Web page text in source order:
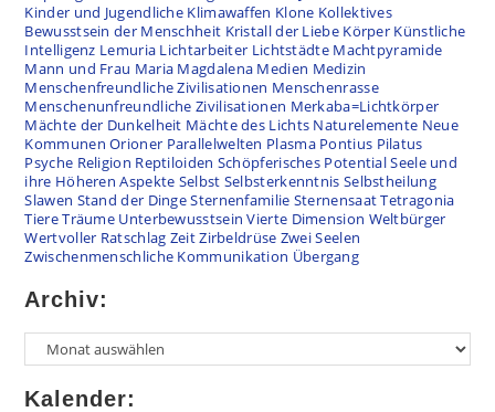
Kinder und Jugendliche Klimawaffen Klone Kollektives
Bewusstsein der Menschheit Kristall der Liebe Körper Künstliche
Intelligenz Lemuria Lichtarbeiter Lichtstädte Machtpyramide
Mann und Frau Maria Magdalena Medien Medizin
Menschenfreundliche Zivilisationen Menschenrasse
Menschenunfreundliche Zivilisationen Merkaba=Lichtkörper
Mächte der Dunkelheit Mächte des Lichts Naturelemente Neue
Kommunen Orioner Parallelwelten Plasma Pontius Pilatus
Psyche Religion Reptiloiden Schöpferisches PotentialSeele und
ihre Höheren Aspekte Selbst Selbsterkenntnis Selbstheilung
Slawen Stand der DingeSternenfamilie SternensaatTetragonia
TiereTräume Unterbewusstsein Vierte Dimension Weltbürger
Wertvoller Ratschlag ZeitZirbeldrüse Zwei Seelen
Zwischenmenschliche Kommunikation Übergang
Archiv:
Kalender: